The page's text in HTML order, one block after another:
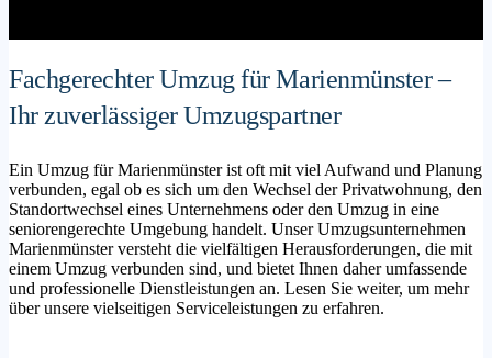
Fachgerechter Umzug für Marienmünster –
Ihr zuverlässiger Umzugspartner
Ein Umzug für Marienmünster ist oft mit viel Aufwand und Planung
verbunden, egal ob es sich um den Wechsel der Privatwohnung, den
Standortwechsel eines Unternehmens oder den Umzug in eine
seniorengerechte Umgebung handelt. Unser Umzugsunternehmen
Marienmünster versteht die vielfältigen Herausforderungen, die mit
einem Umzug verbunden sind, und bietet Ihnen daher umfassende
und professionelle Dienstleistungen an. Lesen Sie weiter, um mehr
über unsere vielseitigen Serviceleistungen zu erfahren.